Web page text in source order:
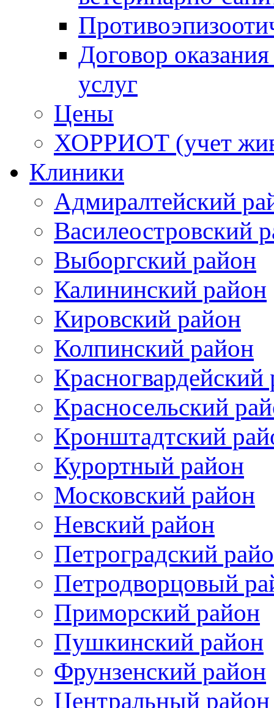
Договор
услуг
Цены
ХОРРИОТ (учет
Клиники
Адмиралтейский
Василеостровский
Выборгский район
Калининский район
Кировский район
Колпинский район
Красногвардейский
Красносельский
Кронштадтский
Курортный район
Московский район
Невский район
Петроградский
Петродворцовый
Приморский район
Пушкинский район
Фрунзенский район
Цeнтральный район